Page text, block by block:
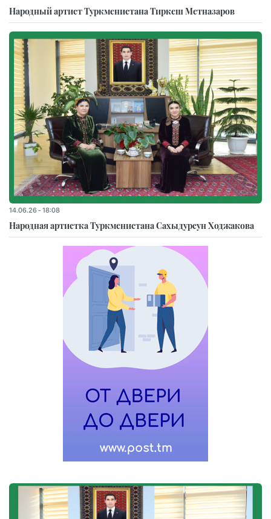
Народный артист Туркменистана Тиркеш Мeтназаров
14.06.26 - 18:08
Народная артистка Туркменистана Сахыдурсун Ходжакова